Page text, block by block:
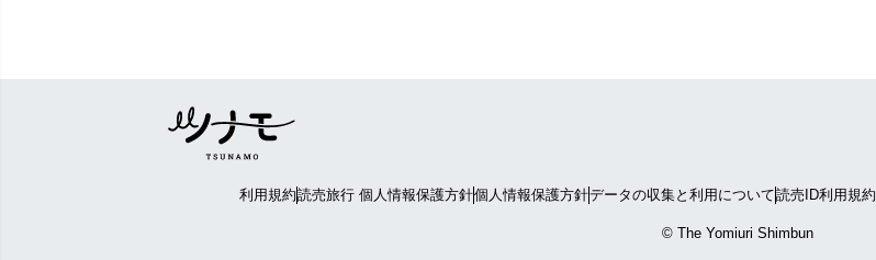
利用規約読売旅行 個人情報保護方針個人情報保護方針データの収集と利用について読売ID利用規約
© The Yomiuri Shimbun